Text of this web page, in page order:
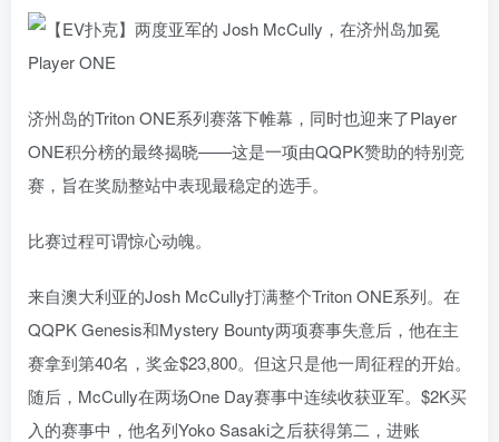
济州岛的Triton ONE系列赛落下帷幕，同时也迎来了Player
ONE积分榜的最终揭晓——这是一项由QQPK赞助的特别竞
赛，旨在奖励整站中表现最稳定的选手。
比赛过程可谓惊心动魄。
来自澳大利亚的Josh McCully打满整个Triton ONE系列。在
QQPK Genesis和Mystery Bounty两项赛事失意后，他在主
赛拿到第40名，奖金$23,800。但这只是他一周征程的开始。
随后，McCully在两场One Day赛事中连续收获亚军。$2K买
入的赛事中，他名列Yoko Sasaki之后获得第二，进账